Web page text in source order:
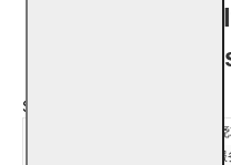
Burn On
代
本